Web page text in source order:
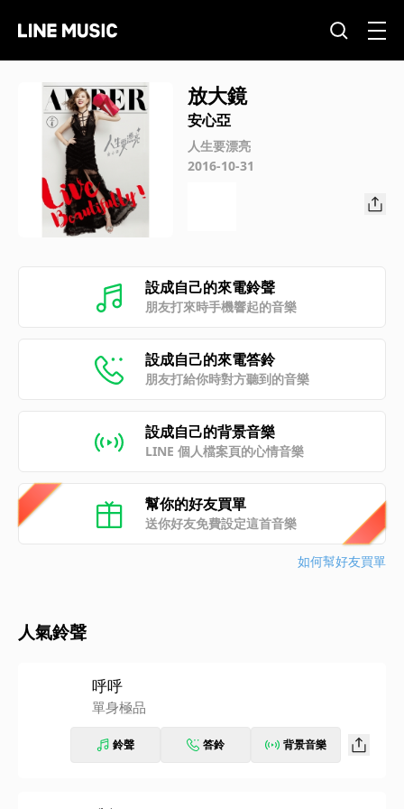
放大鏡
安心亞
人生要漂亮
2016-10-31
設成自己的來電鈴聲
朋友打來時手機響起的音樂
設成自己的來電答鈴
朋友打給你時對方聽到的音樂
設成自己的背景音樂
LINE 個人檔案頁的心情音樂
幫你的好友買單
送你好友免費設定這首音樂
如何幫好友買單
人氣鈴聲
呼呼
單身極品
鈴聲 答鈴 背景音樂